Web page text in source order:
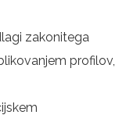
zakonitega
profilov,